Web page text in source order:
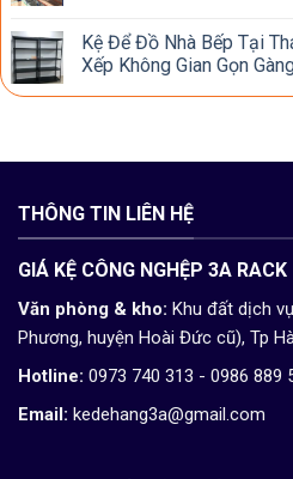
Kệ Để Đồ Nhà Bếp Tại
Xếp Không Gian Gọn
THÔNG TIN LIÊN HỆ
GIÁ KỆ CÔNG NGHỆP 3A RACK
Văn phòng & kho: Khu đất dịch
Phương, huyện Hoài Đức cũ), Tp
Hotline: 0973 740 313 - 0986 889
Email: kedehang3a@gmail.com